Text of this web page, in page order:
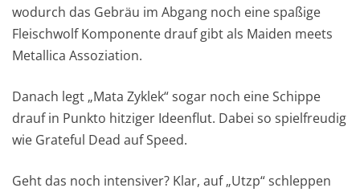
wodurch das Gebräu im Abgang noch eine spaßige
Fleischwolf Komponente drauf gibt als Maiden meets
Metallica Assoziation.
Danach legt „Mata Zyklek“ sogar noch eine Schippe
drauf in Punkto hitziger Ideenflut. Dabei so spielfreudig
wie Grateful Dead auf Speed.
Geht das noch intensiver? Klar, auf „Utzp“ schleppen